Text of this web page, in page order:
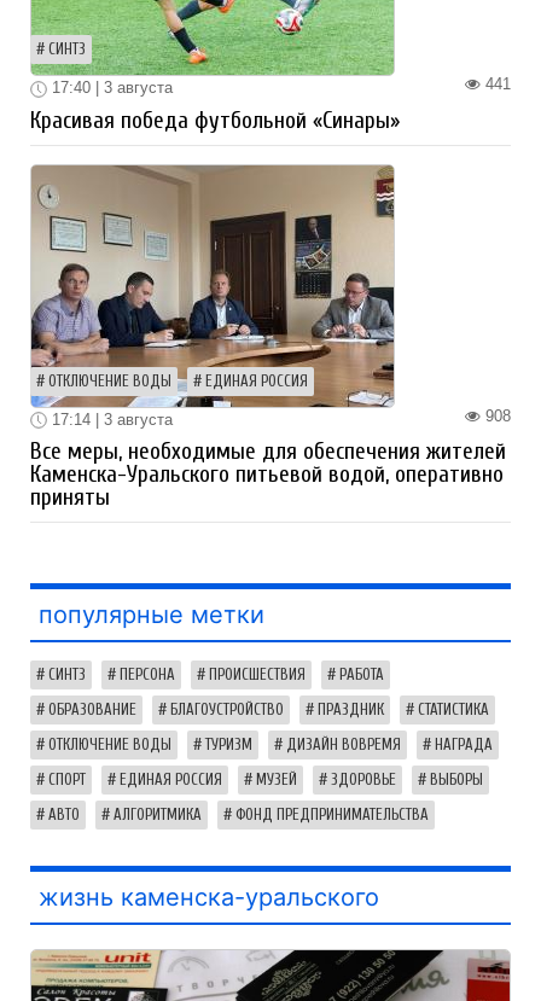
СИНТЗ
441
17:40 | 3 августа
Красивая победа футбольной «Синары»
ОТКЛЮЧЕНИЕ ВОДЫ ЕДИНАЯ РОССИЯ
908
17:14 | 3 августа
Все меры, необходимые для обеспечения жителей
Каменска-Уральского питьевой водой, оперативно
приняты
популярные метки
СИНТЗ ПЕРСОНА ПРОИСШЕСТВИЯ РАБОТА
ОБРАЗОВАНИЕ БЛАГОУСТРОЙСТВО ПРАЗДНИК СТАТИСТИКА
ОТКЛЮЧЕНИЕ ВОДЫ ТУРИЗМ ДИЗАЙН ВОВРЕМЯ НАГРАДА
СПОРТ ЕДИНАЯ РОССИЯ МУЗЕЙ ЗДОРОВЬЕ ВЫБОРЫ
АВТО АЛГОРИТМИКА ФОНД ПРЕДПРИНИМАТЕЛЬСТВА
жизнь каменска-уральского